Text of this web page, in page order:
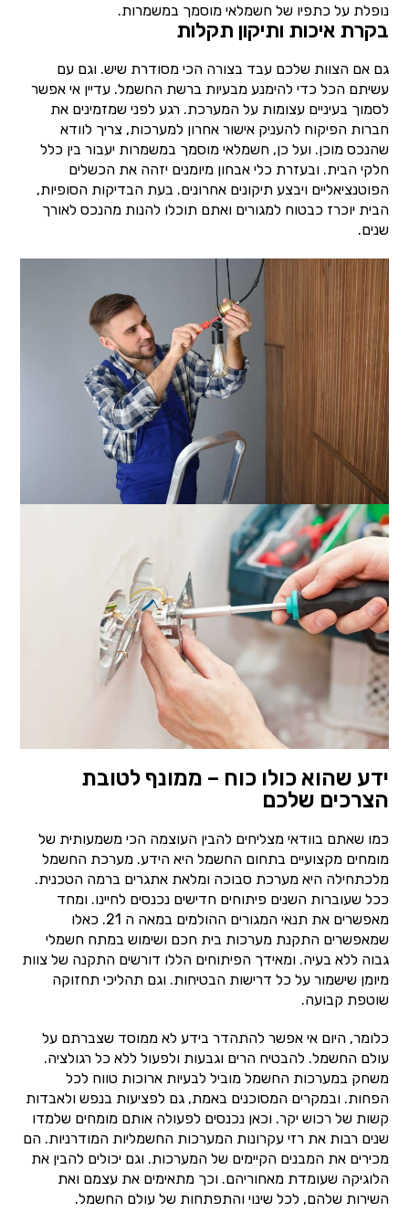
נופלת על כתפיו של חשמלאי מוסמך במשמרות.
בקרת איכות ותיקון תקלות
גם אם הצוות שלכם עבד בצורה הכי מסודרת שיש. וגם עם
עשיתם הכל כדי להימנע מבעיות ברשת החשמל. עדיין אי אפשר
לסמוך בעיניים עצומות על המערכת. רגע לפני שמזמינים את
חברות הפיקוח להעניק אישור אחרון למערכות, צריך לוודא
שהנכס מוכן. ועל כן, חשמלאי מוסמך במשמרות יעבור בין כלל
חלקי הבית. ובעזרת כלי אבחון מיומנים יזהה את הכשלים
הפוטנציאליים ויבצע תיקונים אחרונים. בעת הבדיקות הסופיות,
הבית יוכרז כבטוח למגורים ואתם תוכלו להנות מהנכס לאורך
שנים.
ידע שהוא כולו כוח – ממונף לטובת
הצרכים שלכם
כמו שאתם בוודאי מצליחים להבין העוצמה הכי משמעותית של
מומחים מקצועיים בתחום החשמל היא הידע. מערכת החשמל
מלכתחילה היא מערכת סבוכה ומלאת אתגרים ברמה הטכנית.
ככל שעוברות השנים פיתוחים חדישים נכנסים לחיינו. ומחד
מאפשרים את תנאי המגורים ההולמים במאה ה 21. כאלו
שמאפשרים התקנת מערכות בית חכם ושימוש במתח חשמלי
גבוה ללא בעיה. ומאידך הפיתוחים הללו דורשים התקנה של צוות
מיומן שישמור על כל דרישות הבטיחות. וגם תהליכי תחזוקה
שוטפת קבועה.
כלומר, היום אי אפשר להתהדר בידע לא ממוסד שצברתם על
עולם החשמל. להבטיח הרים וגבעות ולפעול ללא כל רגולציה.
משחק במערכות החשמל מוביל לבעיות ארוכות טווח לכל
הפחות. ובמקרים המסוכנים באמת, גם לפציעות בנפש ולאבדות
קשות של רכוש יקר. וכאן נכנסים לפעולה אותם מומחים שלמדו
שנים רבות את רזי עקרונות המערכות החשמליות המודרניות. הם
מכירים את המבנים הקיימים של המערכות. וגם יכולים להבין את
הלוגיקה שעומדת מאחוריהם. וכך מתאימים את עצמם ואת
השירות שלהם, לכל שינוי והתפתחות של עולם החשמל.